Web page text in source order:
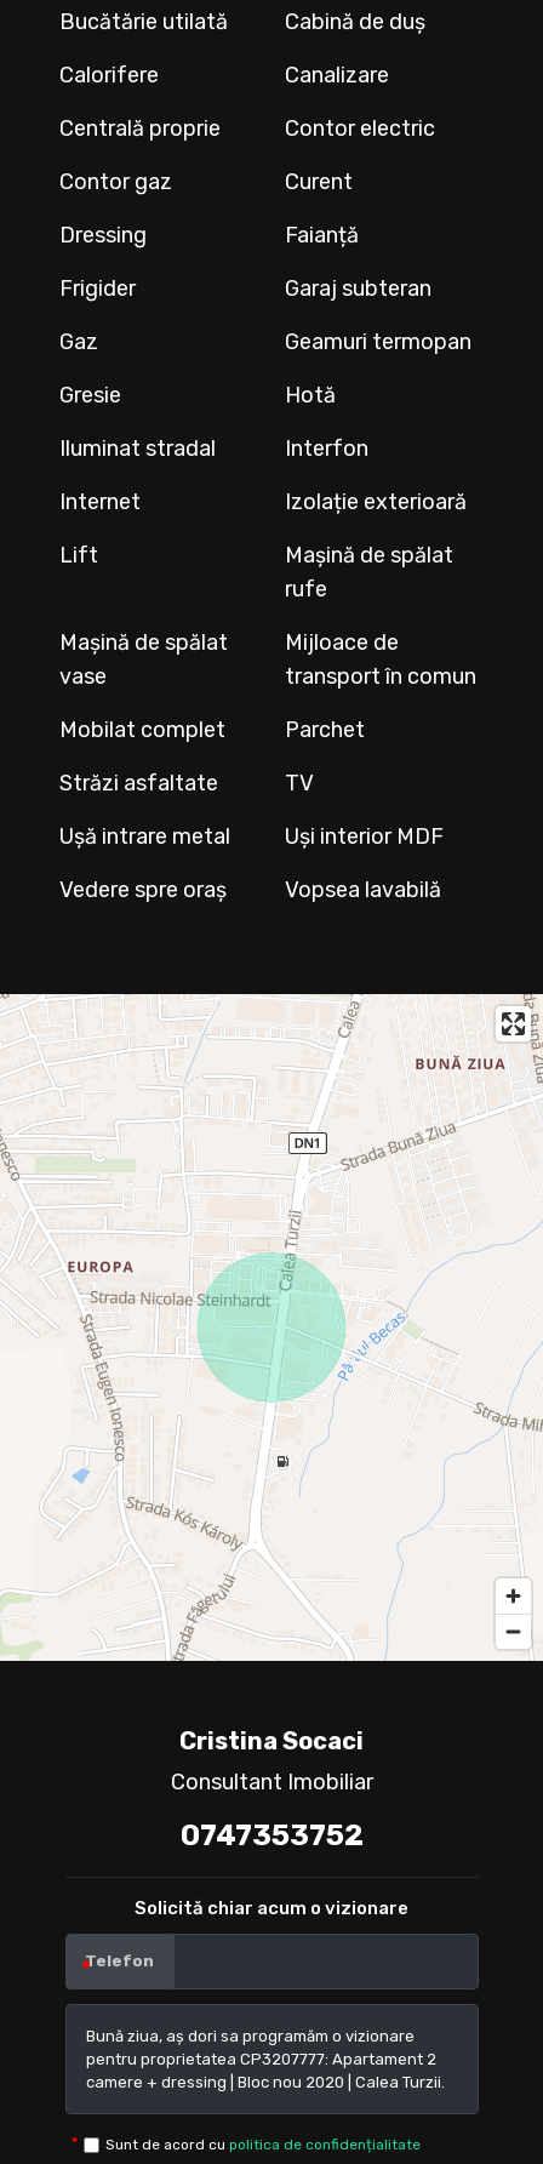
Bucătărie utilată
Cabină de duș
Calorifere
Canalizare
Centrală proprie
Contor electric
Contor gaz
Curent
Dressing
Faianță
Frigider
Garaj subteran
Gaz
Geamuri termopan
Gresie
Hotă
Iluminat stradal
Interfon
Internet
Izolație exterioară
Lift
Mașină de spălat
rufe
Mașină de spălat
vase
Mijloace de
transport în comun
Mobilat complet
Parchet
Străzi asfaltate
TV
Ușă intrare metal
Uși interior MDF
Vedere spre oraș
Vopsea lavabilă
Cristina Socaci
Consultant Imobiliar
0747353752
Solicită chiar acum o vizionare
Telefon
Sunt de acord cu politica de confidențialitate